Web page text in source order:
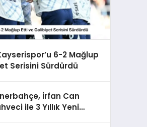
6-2 Mağlup
Serisini Sürdürdü
İrfan Can
ile 3 Yıllık Yeni